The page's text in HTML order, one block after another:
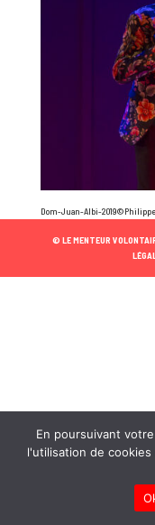
Dom-Juan-Albi-
© LE MENTEUR
En poursuivant
l'utilisation de